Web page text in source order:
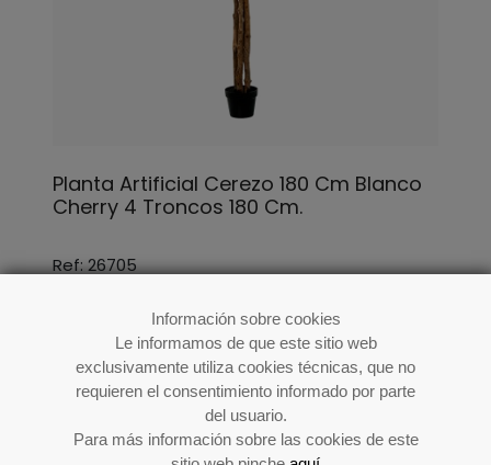
Información sobre cookies
Le informamos de que este sitio web
exclusivamente utiliza cookies técnicas, que no
requieren el consentimiento informado por parte
del usuario.
Para más información sobre las cookies de este
Planta Artificial Cerezo 180 Cm Blanco
Cherry 4 Troncos 180 Cm.
Ref: 26705